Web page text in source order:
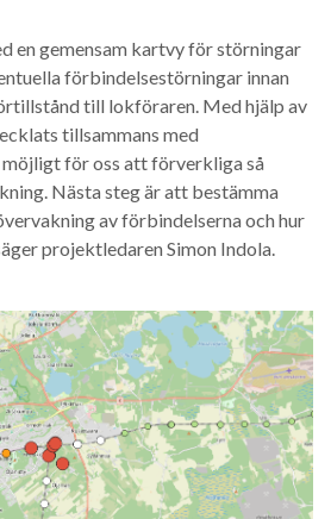
en gemensam kartvy för störningar
förbindelsestörningar innan
till lokföraren. Med hjälp av
tillsammans med
för oss att förverkliga så
Nästa steg är att bestämma
av förbindelserna och hur
projektledaren Simon Indola.